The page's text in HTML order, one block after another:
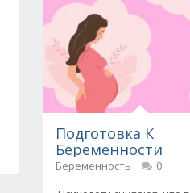
Подготовка К
Беременности
Беременность
0